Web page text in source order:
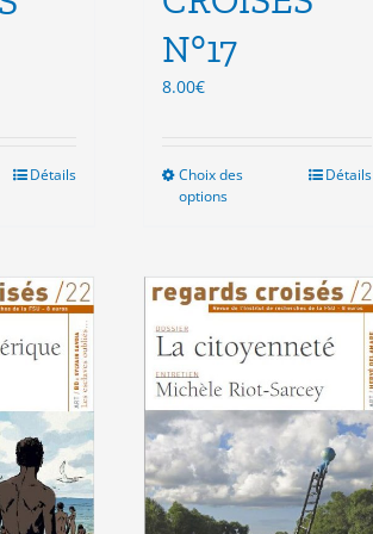
Détails
N°17
8.00€
Choix des
options
variations.
Les
peuvent
être
choisies
sur
la
page
Détails